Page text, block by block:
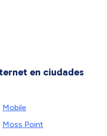
en ciudades
Mobile
Moss Point